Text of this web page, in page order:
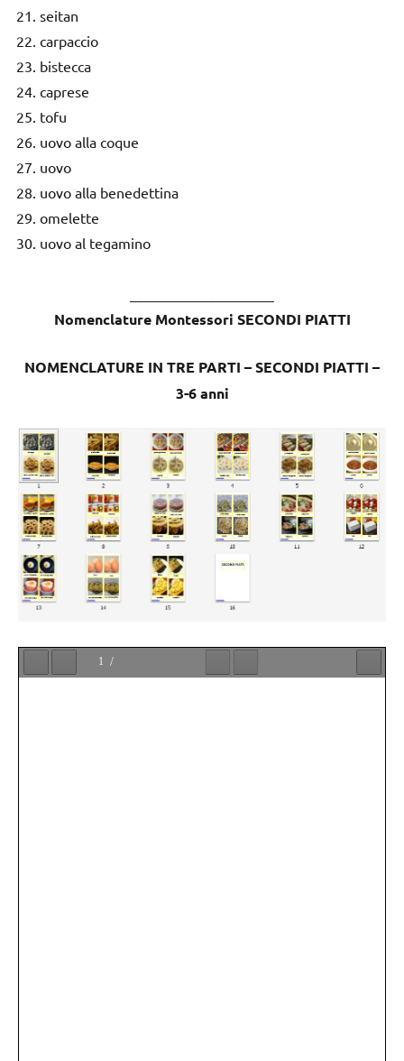
seitan
carpaccio
bistecca
caprese
tofu
uovo alla coque
uovo
uovo alla benedettina
omelette
uovo al tegamino
Nomenclature Montessori SECONDI PIATTI
NOMENCLATURE IN TRE PARTI – SECONDI PIATTI –
3-6 anni